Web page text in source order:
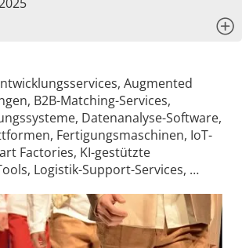
Augmented
B2B-Matching-Services,
Datenanalyse-Software,
Fertigungsmaschinen, IoT-
Factories, KI-gestützte
Logistik-Support-Services, …